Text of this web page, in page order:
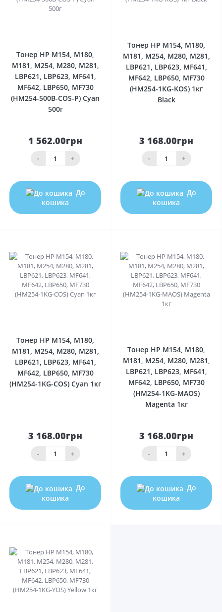
Тонер HP M154, M180,
M181, M254, M280, M281,
LBP621, LBP623, MF641,
MF642, LBP650, MF730
(HM254-500B-COS-P) Cyan
500г
1 562.00грн
- +
До
кошика
Тонер HP M154, M180,
M181, M254, M280, M281,
LBP621, LBP623, MF641,
MF642, LBP650, MF730
(HM254-1KG-KOS) 1кг
Black
3 168.00грн
- +
До
кошика
Тонер HP M154, M180,
M181, M254, M280, M281,
LBP621, LBP623, MF641,
MF642, LBP650, MF730
(HM254-1KG-COS) Cyan 1кг
3 168.00грн
- +
До
кошика
Тонер HP M154, M180,
M181, M254, M280, M281,
LBP621, LBP623, MF641,
MF642, LBP650, MF730
(HM254-1KG-MAOS)
Magenta 1кг
3 168.00грн
- +
До
кошика